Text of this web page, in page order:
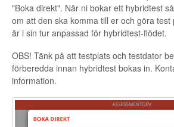
"Boka direkt". När ni bokar ett hybridtest
om att den ska komma till er och göra test
är i sin tur anpassad för hybridtest-flödet.
OBS! Tänk på att testplats och testdator
förberedda innan hybridtest bokas in.
information.